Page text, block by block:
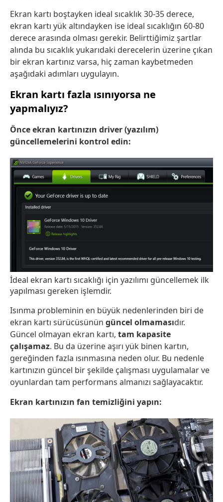
Ekran kartı boştayken ideal sıcaklık 30-35 derece,
ekran kartı yük altındayken ise ideal sıcaklığın 60-80
derece arasında olması gerekir. Belirttiğimiz şartlar
alında bu sıcaklık yukarıdaki derecelerin üzerine çıkan
bir ekran kartınız varsa, hiç zaman kaybetmeden
aşağıdaki adımları uygulayın.
Ekran kartı fazla ısınıyorsa ne
yapmalıyız?
Önce ekran kartınızın driver (yazılım)
güncellemelerini kontrol edin:
İdeal ekran kartı sıcaklığı için yazılımı güncellemek ilk
yapılması gereken işlemdir.
Isınma probleminin en büyük nedenlerinden biri de
ekran kartı sürücüsünün güncel olmamasıdır.
Güncel olmayan ekran kartı, tam kapasite
çalışamaz. Bu da üzerine aşırı yük binen kartın,
gereğinden fazla ısınmasına neden olur. Bu nedenle
kartınızın güncel bir şekilde çalışması uygulamalar ve
oyunlardan tam performans almanızı sağlayacaktır.
Ekran kartınızın fan temizliğini yapın: